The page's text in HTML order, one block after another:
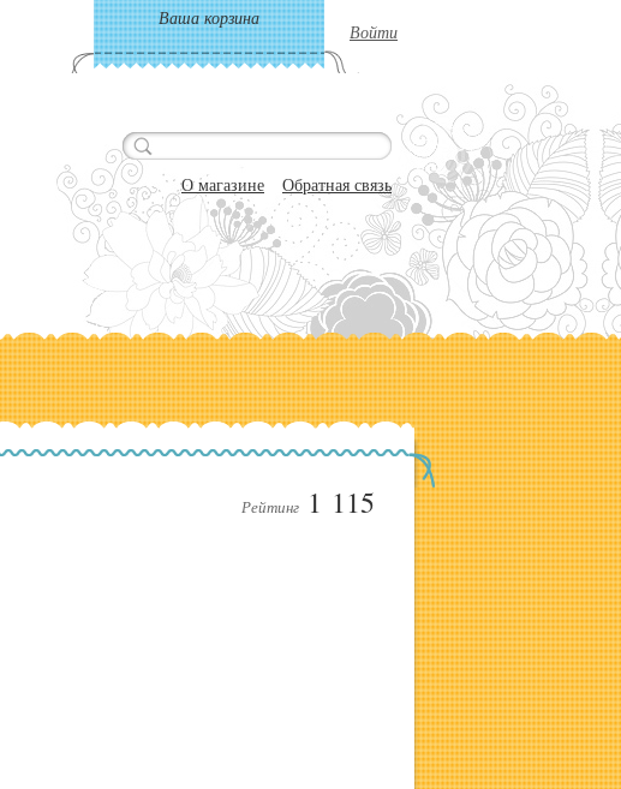
Ваша корзина
Войти
О магазине Обратная связь
Рейтинг 1 115